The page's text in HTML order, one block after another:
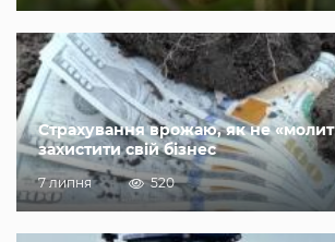
Страхування врожаю, як не
захистити свій бізнес
7 липня 520